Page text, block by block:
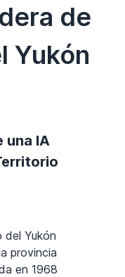
de
Yukón
una IA
del Yukón
provincia
en 1968